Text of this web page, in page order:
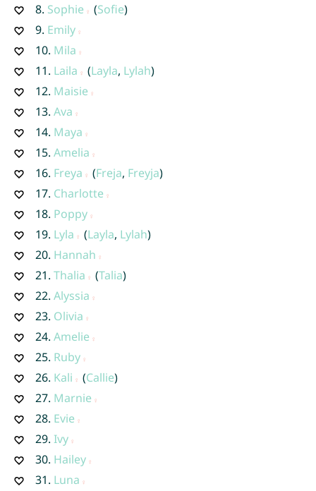
8. Sophie (Sofie)
9. Emily
10. Mila
11. Laila (Layla, Lylah)
12. Maisie
13. Ava
14. Maya
15. Amelia
16. Freya (Freja, Freyja)
17. Charlotte
18. Poppy
19. Lyla (Layla, Lylah)
20. Hannah
21. Thalia (Talia)
22. Alyssia
23. Olivia
24. Amelie
25. Ruby
26. Kali (Callie)
27. Marnie
28. Evie
29. Ivy
30. Hailey
31. Luna